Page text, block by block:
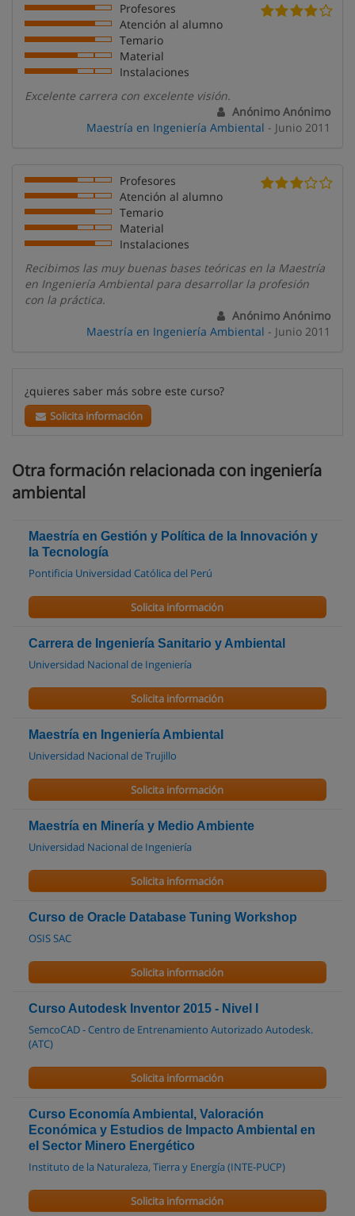
Profesores
Atención al alumno
Temario
Material
Instalaciones
Excelente carrera con excelente visión.
Anónimo Anónimo
Maestría en Ingeniería Ambiental - Junio 2011
Profesores
Atención al alumno
Temario
Material
Instalaciones
Recibimos las muy buenas bases teóricas en la Maestría
en Ingeniería Ambiental para desarrollar la profesión
con la práctica.
Anónimo Anónimo
Maestría en Ingeniería Ambiental - Junio 2011
¿quieres saber más sobre este curso?
Solicita información
Otra formación relacionada con ingeniería
ambiental
Maestría en Gestión y Política de la Innovación y
la Tecnología
Pontificia Universidad Católica del Perú
Solicita información
Carrera de Ingeniería Sanitario y Ambiental
Universidad Nacional de Ingeniería
Solicita información
Maestría en Ingeniería Ambiental
Universidad Nacional de Trujillo
Solicita información
Maestría en Minería y Medio Ambiente
Universidad Nacional de Ingeniería
Solicita información
Curso de Oracle Database Tuning Workshop
OSIS SAC
Solicita información
Curso Autodesk Inventor 2015 - Nivel I
SemcoCAD - Centro de Entrenamiento Autorizado Autodesk.
(ATC)
Solicita información
Curso Economía Ambiental, Valoración
Económica y Estudios de Impacto Ambiental en
el Sector Minero Energético
Instituto de la Naturaleza, Tierra y Energía (INTE-PUCP)
Solicita información